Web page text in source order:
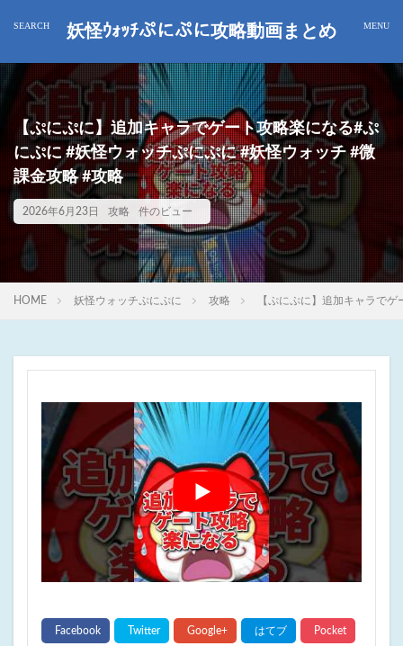
妖怪ｳｫｯﾁぷにぷに攻略動画まとめ
【ぷにぷに】追加キャラでゲート攻略楽になる#ぷ
にぷに #妖怪ウォッチぷにぷに #妖怪ウォッチ #微
課金攻略 #攻略
2026年6月23日 攻略 件のビュー
HOME 妖怪ウォッチぷにぷに 攻略 【ぷにぷに】追加キャラで